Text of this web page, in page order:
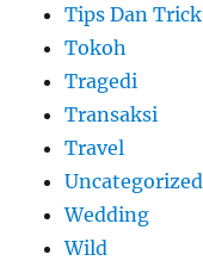
Tips Dan Trick
Tokoh
Tragedi
Transaksi
Travel
Uncategorized
Wedding
Wild